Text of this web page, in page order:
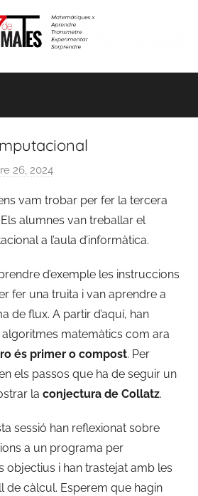
26, 2024
r
m
o
t
s
e
r
r
a
t
a
l
s
i
vam trobar per fer la tercera
alumnes van treballar el
a l’aula d’informàtica.
d’exemple les instruccions
fer una truita i van aprendre a
de flux. A partir d’aquí, han
matemàtics com ara
és primer o compost. Per
els passos que ha de seguir un
la conjectura de Collatz.
sessió han reflexionat sobre
a un programa per
objectius i han trastejat amb les
de càlcul. Esperem que hagin